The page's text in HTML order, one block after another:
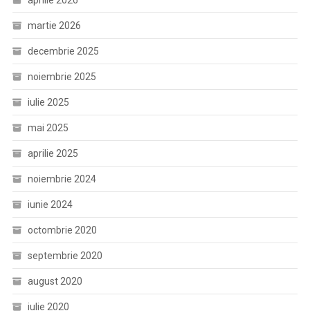
martie 2026
decembrie 2025
noiembrie 2025
iulie 2025
mai 2025
aprilie 2025
noiembrie 2024
iunie 2024
octombrie 2020
septembrie 2020
august 2020
iulie 2020